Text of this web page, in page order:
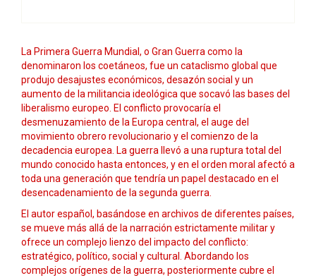
La Primera Guerra Mundial, o Gran Guerra como la
denominaron los coetáneos, fue un cataclismo global que
produjo desajustes económicos, desazón social y un
aumento de la militancia ideológica que socavó las bases del
liberalismo europeo. El conflicto provocaría el
desmenuzamiento de la Europa central, el auge del
movimiento obrero revolucionario y el comienzo de la
decadencia europea. La guerra llevó a una ruptura total del
mundo conocido hasta entonces, y en el orden moral afectó a
toda una generación que tendría un papel destacado en el
desencadenamiento de la segunda guerra.
El autor español, basándose en archivos de diferentes países,
se mueve más allá de la narración estrictamente militar y
ofrece un complejo lienzo del impacto del conflicto:
estratégico, político, social y cultural. Abordando los
complejos orígenes de la guerra, posteriormente cubre el